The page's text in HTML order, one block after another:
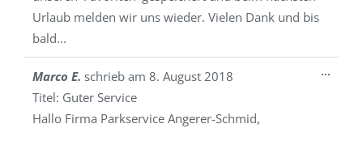
Urlaub melden wir uns wieder. Vielen Dank und bis
bald...
Marco E. schrieb am 8. August 2018
Titel: Guter Service
Hallo Firma Parkservice Angerer-Schmid,
...